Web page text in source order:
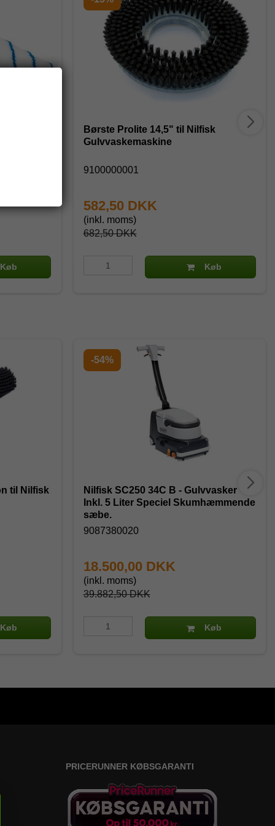
Køb
Børste Prolite 14,5" til Nilfisk
Gulvvaskemaskine
9100000001
682,50 DKK
582,50 DKK
(inkl. moms)
Køb
til Nilfisk
Køb
-54%
Nilfisk SC250 34C B - Gulvvasker
Inkl. 5 Liter Speciel Skumhæmmende
sæbe.
9087380020
39.882,50 DKK
18.500,00 DKK
(inkl. moms)
Køb
PRICERUNNER KØBSGARANTI